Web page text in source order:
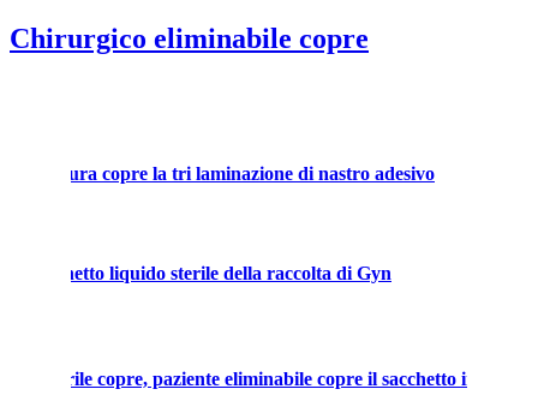
Chirurgico eliminabile copre
copre la tri laminazione di nastro adesivo
il sacchetto liquido sterile della raccolta di Gyn
sterile copre, paziente eliminabile copre il sacchetto incide il